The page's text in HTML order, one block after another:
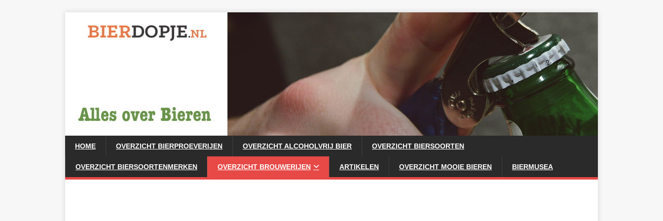
HOME OVERZICHT BIERPROEVERIJEN OVERZICHT ALCOHOLVRIJ BIER OVERZICHT BIERSOORTEN
OVERZICHT BIERSOORTENMERKEN OVERZICHT BROUWERIJEN ARTIKELEN OVERZICHT MOOIE BIEREN BIERMUSEA